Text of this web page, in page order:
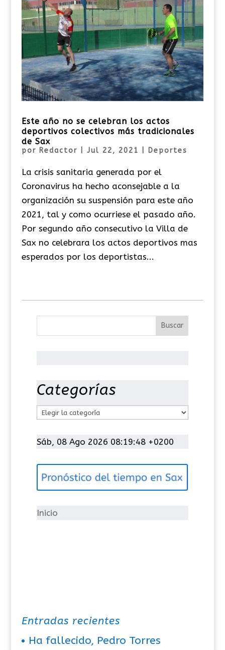
Este año no se celebran los actos
deportivos colectivos más tradicionales
de Sax
por Redactor Jul 22, 2021 Deportes
La crisis sanitaria generada por el
Coronavirus ha hecho aconsejable a la
organización su suspensión para este año
2021, tal y como ocurriese el pasado año.
Por segundo año consecutivo la Villa de
Sax no celebrara los actos deportivos mas
esperados por los deportistas...
Categorías
t
g
í
Sáb, 08 Ago 2026 08:19:48 +0200
Inicio
Entradas recientes
Ha fallecido, Pedro Torres